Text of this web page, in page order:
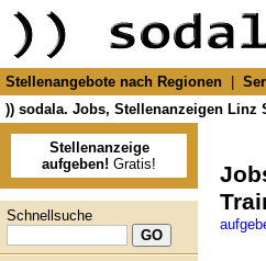
Stellenangebote nach Regionen
)) sodala. Jobs, Stellenanzeigen Linz
Stellenanzeige
aufgeben! Gratis!
Schnellsuche